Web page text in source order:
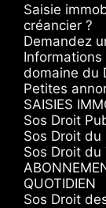
Saisie
créancier ?
Demandez
domaine du
Petites
SAISIES
Sos Droit
Sos Droit du
Sos Droit du
QUOTIDIEN
Sos Droit